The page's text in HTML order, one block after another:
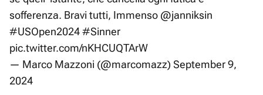
sofferenza. Bravi tutti, Immenso @janniksin
#USOpen2024#Sinner
pic.twitter.com/nKHCUQTArW
— Marco Mazzoni (@marcomazz) September 9,
2024